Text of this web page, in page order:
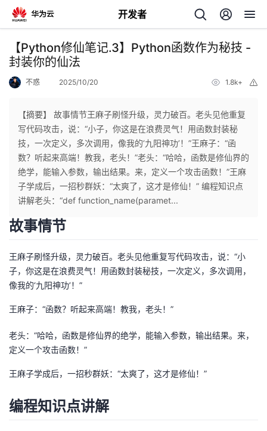
开发者
返
回
个
人
主
页
我
的
开
发
者
的
博
客
我
的
论
我
的
我
【Python修仙笔记.3】Python函数作为秘技 -
封装你的仙法
不惑 2025/10/20 1.8k+
【摘要】 故事情节王麻子刷怪升级，灵力破百。老头见他重复
写代码攻击，说：“小子，你这是在浪费灵气！用函数封装秘
技，一次定义，多次调用，像我的‘九阳神功’！”王麻子：“函
数？听起来高端！教我，老头！”老头：“哈哈，函数是修仙界的
绝学，能输入参数，输出结果。来，定义一个攻击函数！”王麻
子学成后，一招秒群妖：“太爽了，这才是修仙！” 编程知识点
讲解老头：“def function_name(paramet...
故事情节
王麻子刷怪升级，灵力破百。老头见他重复写代码攻击，说：“小
子，你这是在浪费灵气！用函数封装秘技，一次定义，多次调用，
像我的‘九阳神功’！”
王麻子：“函数？听起来高端！教我，老头！”
老头：“哈哈，函数是修仙界的绝学，能输入参数，输出结果。来，
定义一个攻击函数！”
王麻子学成后，一招秒群妖：“太爽了，这才是修仙！”
编程知识点讲解